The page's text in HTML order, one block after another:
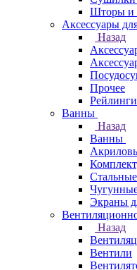
Шторы и
Аксессуары
Назад
Прочее
Рейлинги
Ванны
Назад
Ванны
Стальные
Экраны
Назад
Вентили